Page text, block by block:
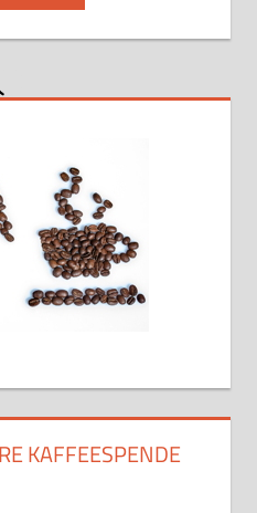
KAFFEESPENDE